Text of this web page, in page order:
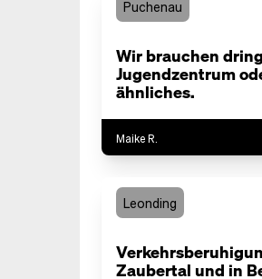
Puchenau
Wir brauchen
Jugendzentrum
ähnliches.
Maike R.
Leonding
Zaubertal und in